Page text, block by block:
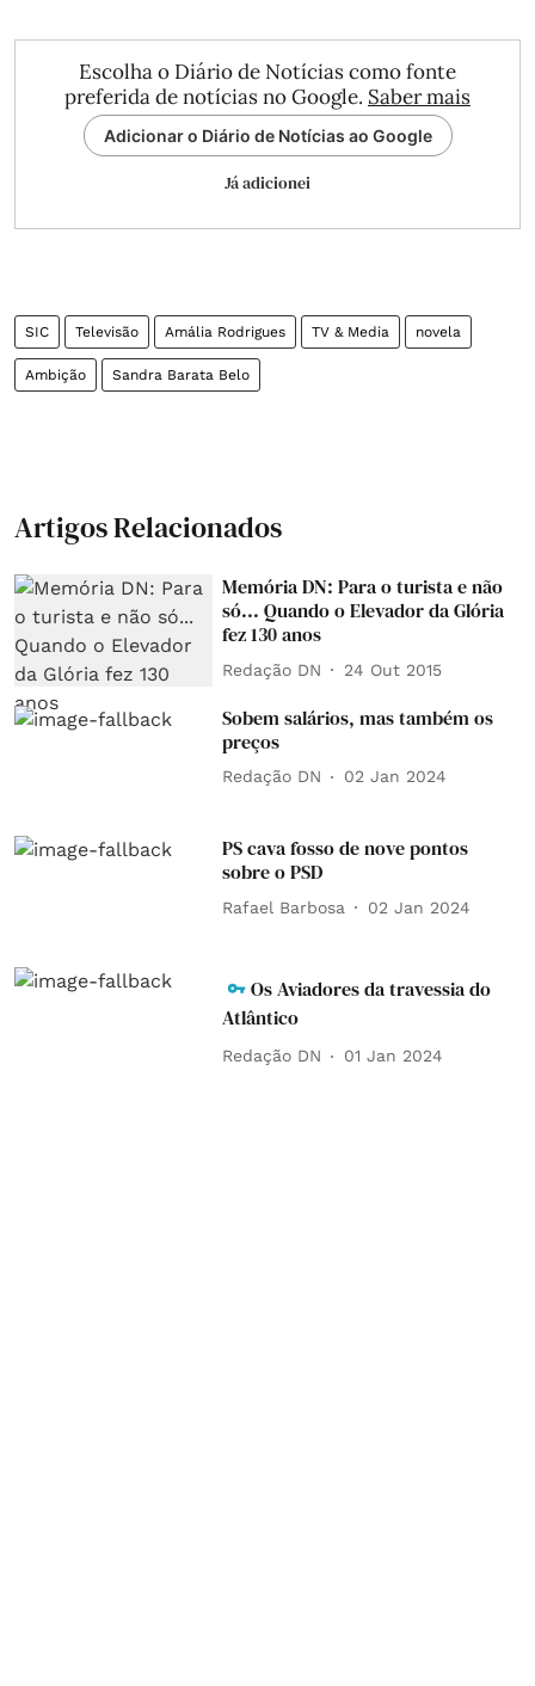
Escolha o Diário de Notícias como fonte
preferida de notícias no Google. Saber mais
Adicionar o Diário de Notícias ao Google
Já adicionei
SIC Televisão Amália Rodrigues TV & Media novela
Ambição Sandra Barata Belo
Artigos Relacionados
Memória DN: Para o turista e não
só... Quando o Elevador da Glória
fez 130 anos
Redação DN 24 Out 2015
Sobem salários, mas também os
preços
Redação DN 02 Jan 2024
PS cava fosso de nove pontos
sobre o PSD
Rafael Barbosa 02 Jan 2024
Os Aviadores da travessia do
Atlântico
Redação DN 01 Jan 2024